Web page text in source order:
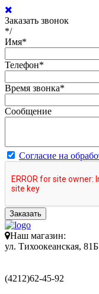
Заказать звонок
*/
Имя*
Телефон*
Время звонка*
Сообщение
Согласие на
Заказать
Наш магазин:
ул. Тихоокеанская, 81Б
(4212)62-45-92